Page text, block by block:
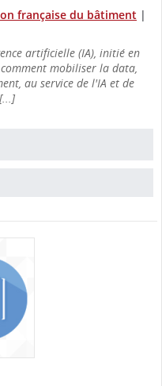
française du bâtiment |
artificielle (IA), initié en
mobiliser la data,
au service de l'IA et de